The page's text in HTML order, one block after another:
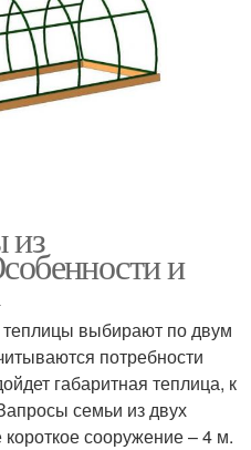
из
и
выбирают по двум
потребности
габаритная теплица, к
семьи из двух
сооружение – 4 м.